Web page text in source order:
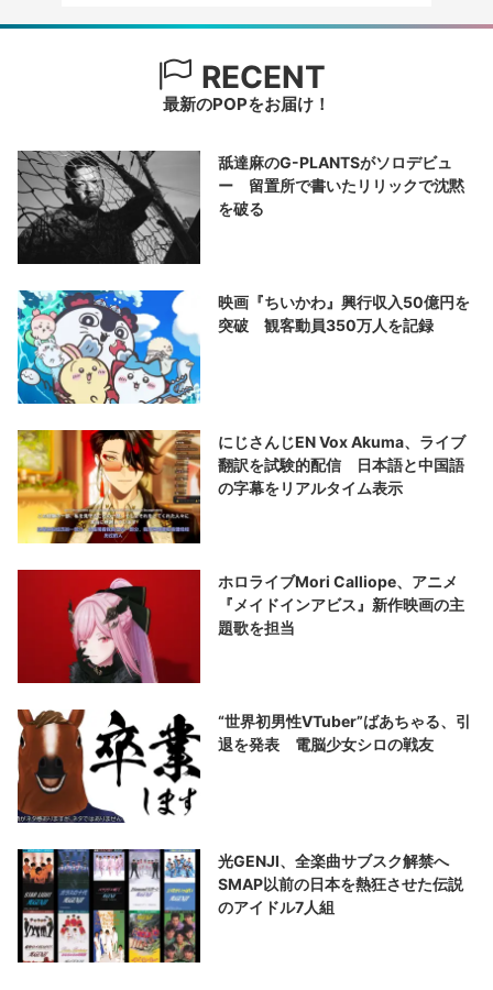
RECENT
最新のPOPをお届け！
舐達麻のG-PLANTSがソロデビュ
ー 留置所で書いたリリックで沈黙
を破る
映画『ちいかわ』興行収入50億円を
突破 観客動員350万人を記録
にじさんじEN Vox Akuma、ライブ
翻訳を試験的配信 日本語と中国語
の字幕をリアルタイム表示
ホロライブMori Calliope、アニメ
『メイドインアビス』新作映画の主
題歌を担当
“世界初男性VTuber”ばあちゃる、引
退を発表 電脳少女シロの戦友
光GENJI、全楽曲サブスク解禁へ
SMAP以前の日本を熱狂させた伝説
のアイドル7人組